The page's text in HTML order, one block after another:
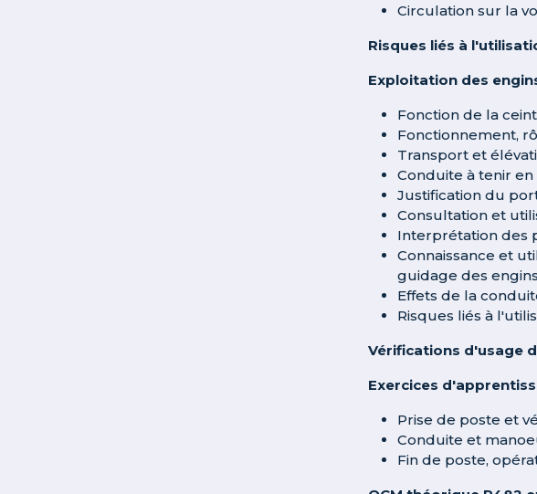
Circulation sur la
Risques liés à
Exploitation des
Fonction de la
Fonctionnement,
Transport et
Conduite à tenir
Justification du
Consultation et
Interprétation des
Connaissance et
guidage des
Effets de la
Risques liés à
Vérifications d'usage
Exercices
Prise de poste et
Conduite et
Fin de poste,